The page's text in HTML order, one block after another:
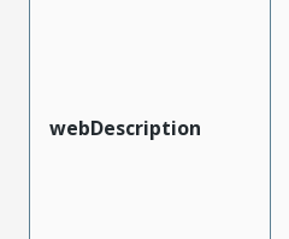
webDescription